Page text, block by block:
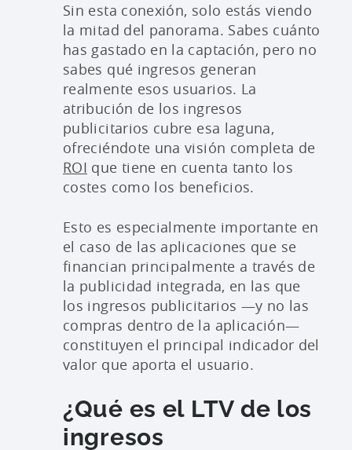
Sin esta conexión, solo estás viendo
la mitad del panorama. Sabes cuánto
has gastado en la captación, pero no
sabes qué ingresos generan
realmente esos usuarios. La
atribución de los ingresos
publicitarios cubre esa laguna,
ofreciéndote una visión completa de
ROI que tiene en cuenta tanto los
costes como los beneficios.
Esto es especialmente importante en
el caso de las aplicaciones que se
financian principalmente a través de
la publicidad integrada, en las que
los ingresos publicitarios —y no las
compras dentro de la aplicación—
constituyen el principal indicador del
valor que aporta el usuario.
¿Qué es el LTV de los
ingresos